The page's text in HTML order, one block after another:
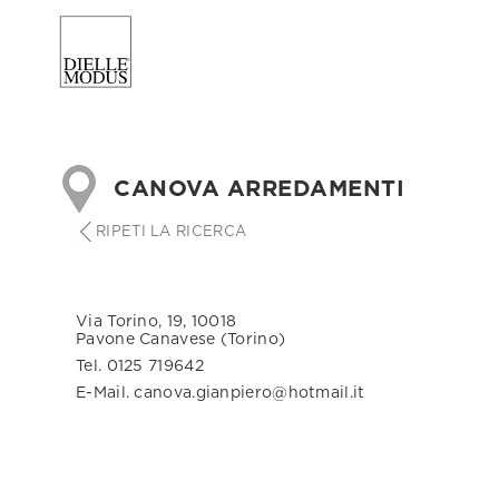
CANOVA ARREDAMENTI
RIPETI LA RICERCA
Via Torino, 19, 10018
Pavone Canavese (Torino)
Tel. 0125 719642
E-Mail. canova.gianpiero@hotmail.it